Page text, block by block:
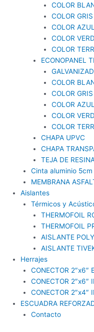
COLOR
COLOR
COLOR AZUL
COLOR
COLOR
ECONOPANEL
COLOR
COLOR
COLOR AZUL
COLOR
COLOR
CHAPA UPVC
CHAPA
TEJA DE
Cinta aluminio
MEMBRANA
Aislantes
Térmicos y
THERMOFOIL
THERMOFOIL
AISLANTE
AISLANTE
Herrajes
CONECTOR 2″x6″
CONECTOR 2″x6″
CONECTOR 2″x4″
ESCUADRA
Contacto